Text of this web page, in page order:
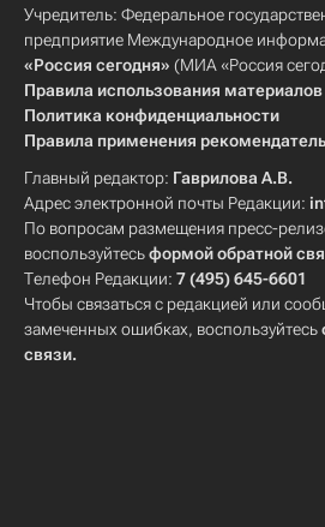
Учредитель: Федеральное
предприятие Международное
«Россия сегодня» (МИА «Россия
Правила использования материалов
Политика конфиденциальности
Правила применения
Главный редактор: Гаврилова А.В.
Адрес электронной почты Редакции:
По вопросам размещения пресс-
воспользуйтесьформой обратной
Телефон Редакции: 7 (495) 645-6601
Чтобы связаться с редакцией или
замеченных ошибках, воспользуйтесь
связи.